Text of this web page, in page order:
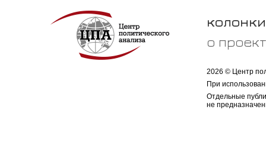
колонки
о
2026 © Центр
При
Отдельные
не